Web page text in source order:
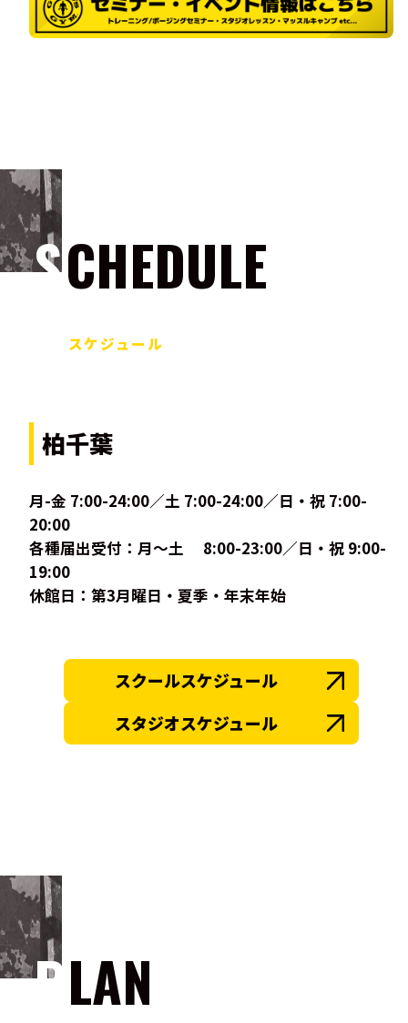
SCHEDULE
スケジュール
柏千葉
月-金 7:00-24:00／土 7:00-24:00／日・祝 7:00-
20:00
各種届出受付：月〜土 8:00-23:00／日・祝 9:00-
19:00
休館日：第3月曜日・夏季・年末年始
スクールスケジュール
スタジオスケジュール
PLAN